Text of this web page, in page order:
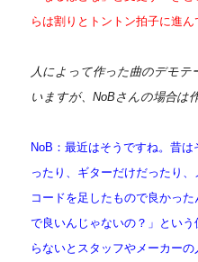
らは割りとトントン拍子に進ん
人によって作った曲のデモテ
いますが、NoBさんの場合は
NoB：最近はそうですね。昔
ったり、ギターだけだったり
コードを足したもので良かっ
で良いんじゃないの？」とい
らないとスタッフやメーカー